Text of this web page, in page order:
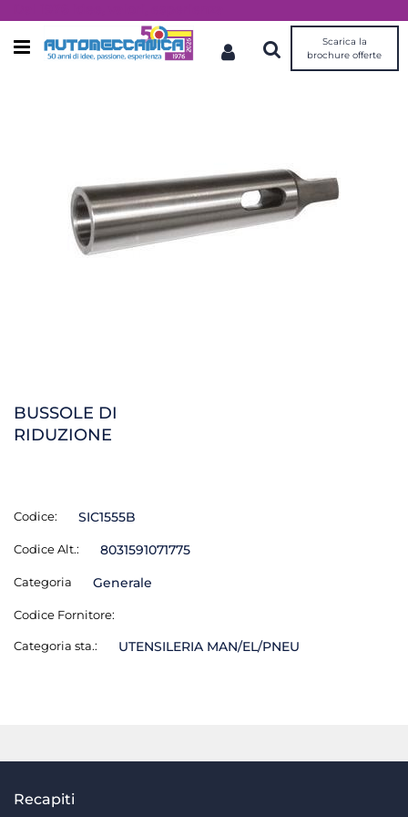
Open menu
Scarica la
brochure offerte
BUSSOLE DI
RIDUZIONE
Codice: SIC1555B
Codice Alt.: 8031591071775
Categoria Generale
Codice Fornitore:
Categoria sta.: UTENSILERIA MAN/EL/PNEU
Recapiti